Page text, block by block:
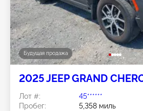
Будущая продажа
2025 JEEP GRAND
Лот #:
45******
Пробег:
5,358 миль